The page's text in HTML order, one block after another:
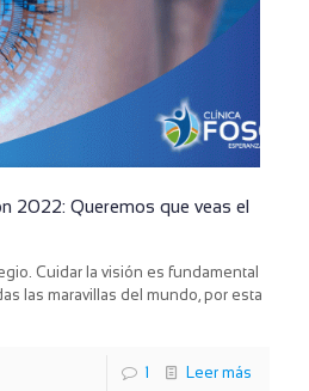
2022: Queremos que veas el
Cuidar la visión es fundamental
las maravillas del mundo, por esta
1 Leer más